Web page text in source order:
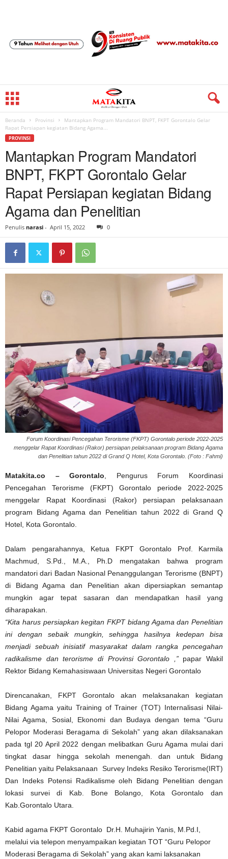
Beranda Provinsi
Mantapkan Program Mandatori BNPT, FKPT Gorontalo Gelar
Rapat Persiapan kegiatan Bidang Agama...
PROVINSI
Mantapkan Program Mandatori
BNPT, FKPT Gorontalo Gelar
Rapat Persiapan kegiatan Bidang
Agama dan Penelitian
Penulis narasi - April 15, 2022 0
Forum Koordinasi Pencegahan Terorisme (FKPT) Gorontalo periode 2022-2025
menggelar Rapat Koordinasi (Rakor) persiapan pelaksanaan program Bidang Agama
dan Penelitian tahun 2022 di Grand Q Hotel, Kota Gorontalo. (Foto : Fahmi)
Matakita.co – Gorontalo
Pengurus Forum Koordinasi
Pencegahan Terorisme (FKPT) Gorontalo periode 2022-2025
menggelar Rapat Koordinasi (Rakor) persiapan pelaksanaan
program Bidang Agama dan Penelitian tahun 2022 di Grand Q
Hotel, Kota Gorontalo.
Dalam pengarahannya, Ketua FKPT Gorontalo Prof. Karmila
Machmud, S.Pd., M.A., Ph.D mengatakan bahwa program
mandatori dari Badan Nasional Penanggulangan Terorisme (BNPT)
di Bidang Agama dan Penelitian akan dipersiapkan semantap
mungkin agar tepat sasaran dan mendapatkan hasil yang
diharapakan.
“Kita harus persiapkan kegitan FKPT bidang Agama dan Penelitian
ini dengan sebaik mungkin, sehingga hasilnya kedepan bisa
menjadi sebuah inisiatif masyarakat dalam rangka pencegahan
radikalisme dan terorisme di Provinsi Gorontalo ,” papar Wakil
Rektor Bidang Kemahasiswaan Universitas Negeri Gorontalo
Direncanakan, FKPT Gorontalo akan melaksanakan kegiatan
Bidang Agama yaitu Training of Trainer (TOT) Internalisasi Nilai-
Nilai Agama, Sosial, Ekonomi dan Budaya dengan tema “Guru
Pelopor Moderasi Beragama di Sekolah” yang akan dilaksanakan
pada tgl 20 April 2022 dengan melibatkan Guru Agama mulai dari
tingkat dasar hingga sekolah menengah. dan untuk Bidang
Penelitian yaitu Pelaksanaan
Survey Indeks Resiko Terorisme(IRT)
Dan Indeks Potensi Radikalisme oleh Bidang Penelitian dengan
lokasi survei di Kab. Bone Bolango, Kota Gorontalo dan
Kab.Gorontalo Utara.
Kabid agama FKPT Gorontalo Dr.H. Muhajirin Yanis, M.Pd.I,
melalui via telepon menyampaikan kegiatan TOT “Guru Pelopor
Moderasi Beragama di Sekolah” yang akan kami laksanakan